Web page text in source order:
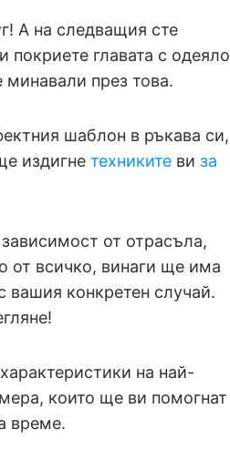
А на следващия сте
покриете главата с одеяло
през това.
шаблон в ръкава си,
издигне техниките ви за
от отрасъла,
от всичко, винаги ще има
вашия конкретен случай.
на най-
които ще ви помогнат
време.